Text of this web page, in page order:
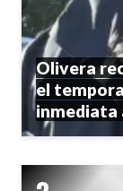
Olivera
el
inmediata